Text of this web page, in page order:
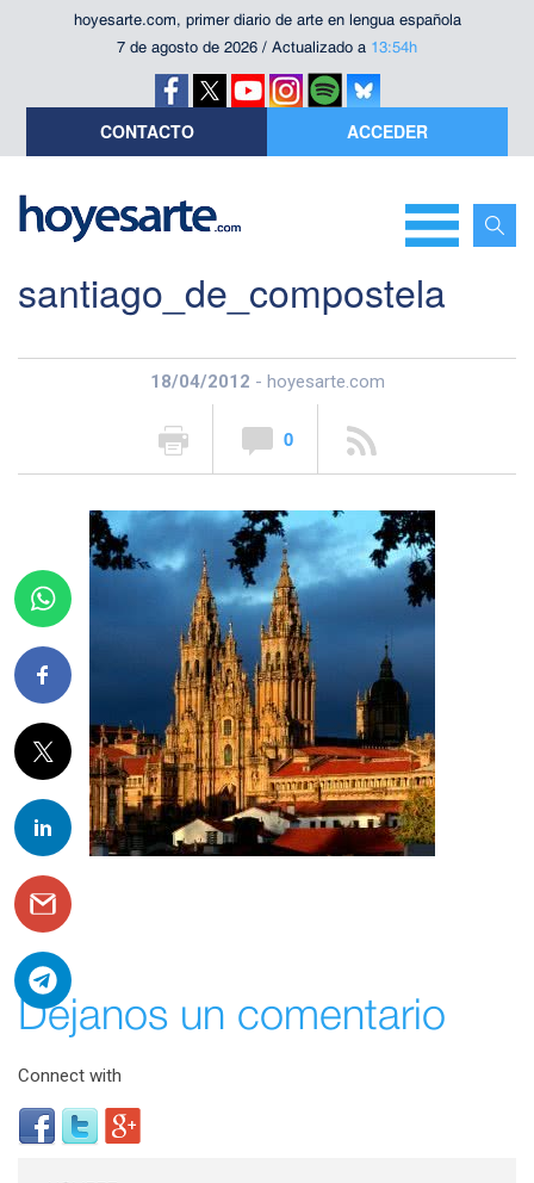
hoyesarte.com, primer diario de arte en lengua española
7 de agosto de 2026 / Actualizado a 13:54h
CONTACTO ACCEDER
santiago_de_compostela
18/04/2012 - hoyesarte.com
0
Déjanos un comentario
Connect with